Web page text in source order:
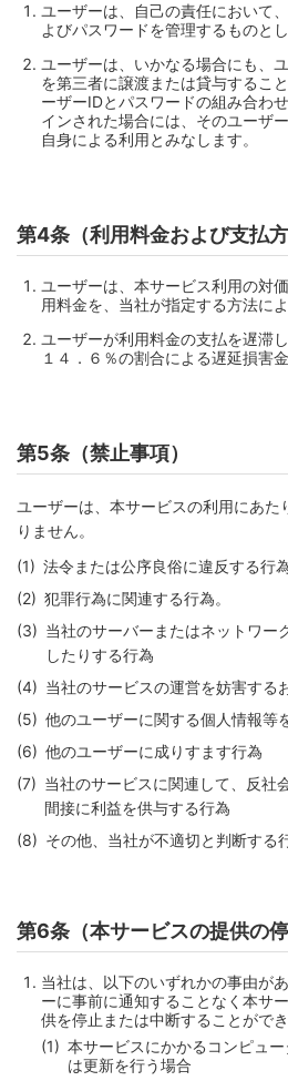
ユーザーは、自己の責任において
よびパスワードを管理するものとし
ユーザーは、いかなる場合にも、
を第三者に譲渡または貸与するこ
ーザーIDとパスワードの組み合わ
インされた場合には、そのユーザ
自身による利用とみなします。
第4条（利用料金および支払方
ユーザーは、本サービス利用の対
用料金を、当社が指定する方法に
ユーザーが利用料金の支払を遅滞
１４．６％の割合による遅延損害
第5条（禁止事項）
ユーザーは、本サービスの利用にあた
りません。
法令または公序良俗に違反する行
犯罪行為に関連する行為。
当社のサーバーまたはネットワー
したりする行為
当社のサービスの運営を妨害する
他のユーザーに関する個人情報等
他のユーザーに成りすます行為
当社のサービスに関連して、反社
間接に利益を供与する行為
その他、当社が不適切と判断する
第6条（本サービスの提供の停
当社は、以下のいずれかの事由が
ーに事前に通知することなく本サ
供を停止または中断することがで
本サービスにかかるコンピュ
は更新を行う場合